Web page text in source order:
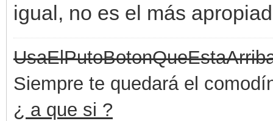
igual, no es el más
Siempre te quedará el
¿ a que si ?